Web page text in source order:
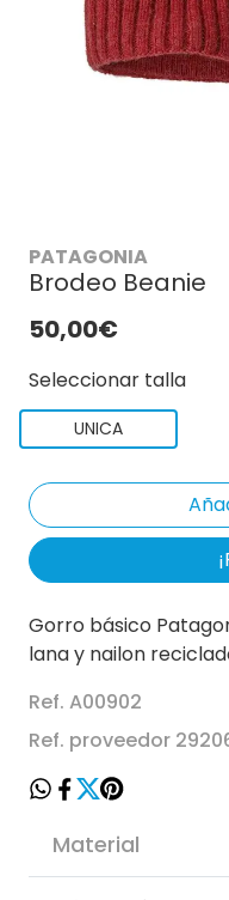
PATAGONIA
Brodeo Beanie
50,00€
Seleccionar talla
UNICA
Gorro básico
lana y nailon
Ref. A00902
Ref. proveedor
Material